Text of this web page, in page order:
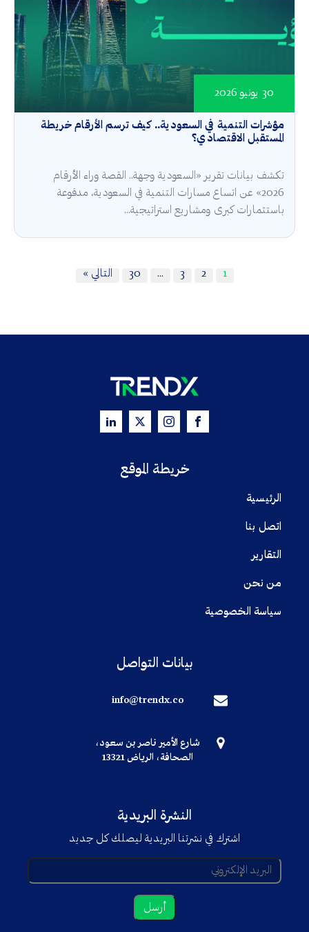
مؤشرات التنمية في السعودية.. كيف ترسم الأرقام خريطة
المستقبل الاقتصادي؟
30 يونيو 2026
تكشف بيانات تقرير «السعودية وجهة.. القصة وراء الأرقام
2026» عن اتساع مسارات التنمية في السعودية، مدفوعة
باستثمارات كبرى ومشاريع استراتيجية...
1
2
3
…
30 التالي »
خريطة الموقع
الرئيسية
اتصل بنا
التقارير
من نحن
سياسة الخصوصية
بيانات التواصل
info@trendx.co
شارع الأمير ناصر بن سعود،
الصحافة، الرياض 13321
النشرة البريدية
اشترك في نشرتنا البريدية ليصلك كل جديد